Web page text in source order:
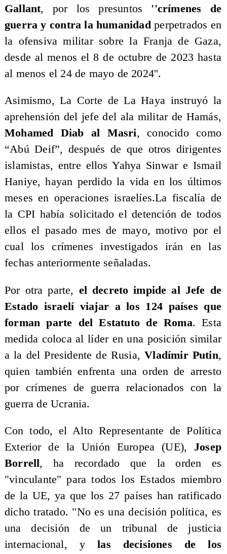
Gallant, por los presuntos ''crímenes de
guerra y contra la humanidad perpetrados en
la ofensiva militar sobre la Franja de Gaza,
desde al menos el 8 de octubre de 2023 hasta
al menos el 24 de mayo de 2024''.
Asimismo, La Corte de La Haya instruyó la
aprehensión del jefe del ala militar de Hamás,
Mohamed Diab al Masri, conocido como
“Abú Deif”, después de que otros dirigentes
islamistas, entre ellos Yahya Sinwar e Ismail
Haniye, hayan perdido la vida en los últimos
meses en operaciones israelíes.La fiscalía de
la CPI había solicitado el detención de todos
ellos el pasado mes de mayo, motivo por el
cual los crímenes investigados irán en las
fechas anteriormente señaladas.
Por otra parte, el decreto impide al Jefe de
Estado israelí viajar a los 124 países que
forman parte del Estatuto de Roma. Esta
medida coloca al líder en una posición similar
a la del Presidente de Rusia,Vladímir Putin,
quien también enfrenta una orden de arresto
por crímenes de guerra relacionados con la
guerra de Ucrania.
Con todo, el Alto Representante de Política
Exterior de la Unión Europea (UE), Josep
Borrell, ha recordado que la orden es
"vinculante" para todos los Estados miembro
de la UE, ya que los 27 países han ratificado
dicho tratado. "No es una decisión política, es
una decisión de un tribunal de justicia
internacional, ylas decisiones de los